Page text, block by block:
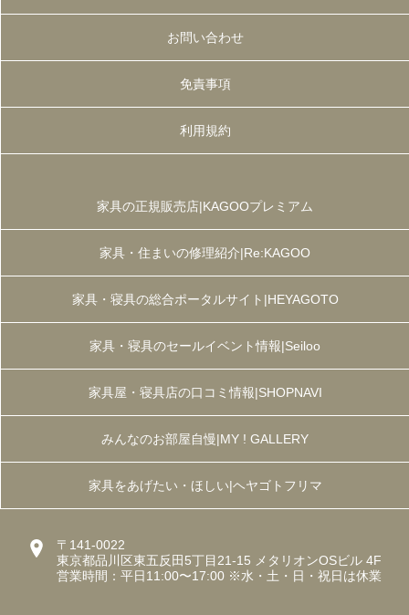
お問い合わせ
免責事項
利用規約
家具の正規販売店|KAGOOプレミアム
家具・住まいの修理紹介|Re:KAGOO
家具・寝具の総合ポータルサイト|HEYAGOTO
家具・寝具のセールイベント情報|Seiloo
家具屋・寝具店の口コミ情報|SHOPNAVI
みんなのお部屋自慢|MY ! GALLERY
家具をあげたい・ほしい|ヘヤゴトフリマ
〒141-0022
東京都品川区東五反田5丁目21-15 メタリオンOSビル 4F
営業時間：平日11:00〜17:00 ※水・土・日・祝日は休業